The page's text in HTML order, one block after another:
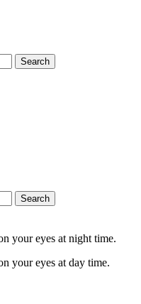
Search
Search
your eyes at night time.
your eyes at day time.